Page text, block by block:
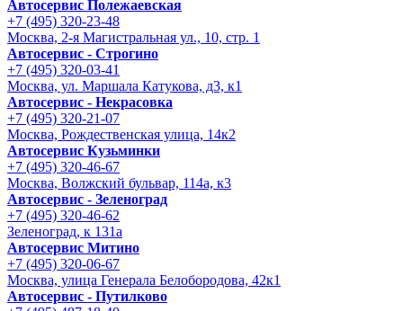
Автосервис Полежаевская
+7 (495) 320-23-48
Москва, 2-я Магистральная ул., 10, стр. 1
Автосервис - Строгино
+7 (495) 320-03-41
Москва, ул. Маршала Катукова, д3, к1
Автосервис - Некрасовка
+7 (495) 320-21-07
Москва, Рождественская улица, 14к2
Автосервис Кузьминки
+7 (495) 320-46-67
Москва, Волжский бульвар, 114а, к3
Автосервис - Зеленоград
+7 (495) 320-46-62
Зеленоград, к 131а
Автосервис Митино
+7 (495) 320-06-67
Москва, улица Генерала Белобородова, 42к1
Автосервис - Путилково